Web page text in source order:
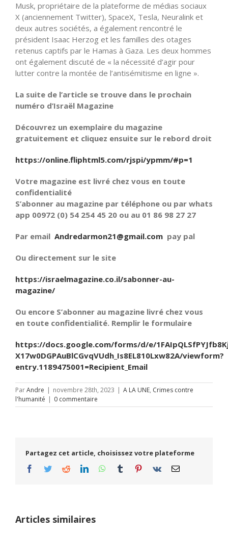
Musk, propriétaire de la plateforme de médias sociaux
X (anciennement Twitter), SpaceX, Tesla, Neuralink et
deux autres sociétés, a également rencontré le
président Isaac Herzog et les familles des otages
retenus captifs par le Hamas à Gaza. Les deux hommes
ont également discuté de « la nécessité d’agir pour
lutter contre la montée de l’antisémitisme en ligne ».
La suite de l’article se trouve dans le prochain
numéro d’Israël Magazine
Découvrez un exemplaire du magazine
gratuitement et cliquez ensuite sur le rebord droit
https://online.fliphtml5.com/rjspi/ypmm/#p=1
Votre magazine est livré chez vous en toute
confidentialité
S’abonner au magazine par téléphone ou par whats
app 00972 (0) 54 254 45 20 ou au 01 86 98 27 27
Par email Andredarmon21@gmail.com pay pal
Ou directement sur le site
https://israelmagazine.co.il/sabonner-au-
magazine/
Ou encore S’abonner au magazine livré chez vous
en toute confidentialité. Remplir le formulaire
https://docs.google.com/forms/d/e/
X17w0DGPAuBlCGvqVUdh_Is8EL810Lxw82A/viewform?
entry.1189475001=Recipient_Email
ParAndre | novembre 28th, 2023 | A LA UNE, Crimes contre
l'humanité | 0 commentaire
Partagez cet article, choisissez votre plateforme
Facebook
TwitterRedditLinkedInWhatsApp
Tumblr Pinterest
Vk Email
Articles similaires